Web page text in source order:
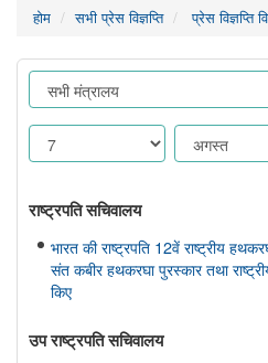
होम सभी प्रेस विज्ञप्ति प्रेस विज्ञप्ति
राष्ट्रपति सचिवालय
भारत की राष्ट्रपति 12वें राष्ट्रीय
संत कबीर हथकरघा पुरस्कार तथा
किए
उप राष्ट्रपति सचिवालय